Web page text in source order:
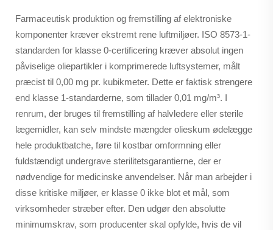
Farmaceutisk produktion og fremstilling af elektroniske
komponenter kræver ekstremt rene luftmiljøer. ISO 8573-1-
standarden for klasse 0-certificering kræver absolut ingen
påviselige oliepartikler i komprimerede luftsystemer, målt
præcist til 0,00 mg pr. kubikmeter. Dette er faktisk strengere
end klasse 1-standarderne, som tillader 0,01 mg/m³. I
renrum, der bruges til fremstilling af halvledere eller sterile
lægemidler, kan selv mindste mængder olieskum ødelægge
hele produktbatche, føre til kostbar omformning eller
fuldstændigt undergrave sterilitetsgarantierne, der er
nødvendige for medicinske anvendelser. Når man arbejder i
disse kritiske miljøer, er klasse 0 ikke blot et mål, som
virksomheder stræber efter. Den udgør den absolutte
minimumskrav, som producenter skal opfylde, hvis de vil